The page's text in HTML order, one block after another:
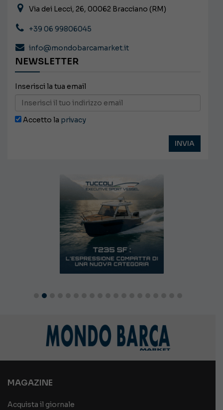
Via dei Lecci, 26, 00062 Bracciano (RM)
+39 06 99806045
info@mondobarcamarket.it
NEWSLETTER
Inserisci la tua email
Accetto la privacy
MAGAZINE
Acquista il giornale